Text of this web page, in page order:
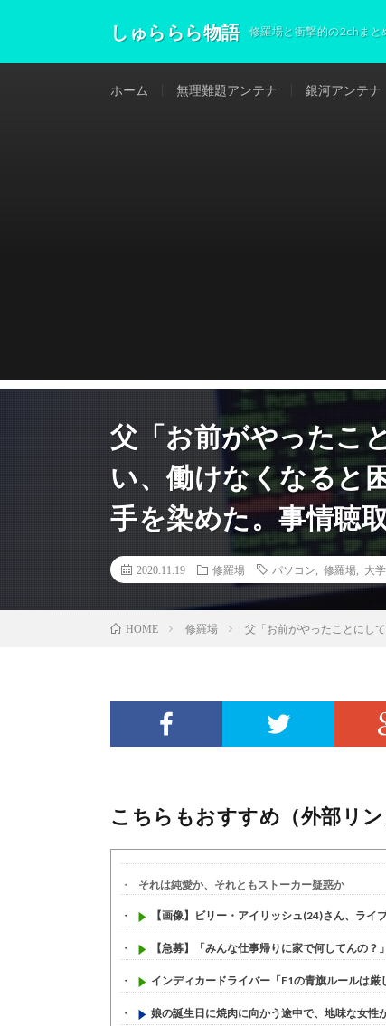
しゅららら物語 修羅場と衝撃的の2chまと
ホーム 無理難題アンテナ 銀河アンテナ
父「お前がやったこ
い、働けなくなると
手を染めた。事情聴
2020.11.19 修羅場 パソコン 修羅場 大学
HOME 修羅場 父「お前がやったことにし
こちらもおすすめ（外部リン
それは純愛か、それともストーカー疑惑か
【画像】ビリー・アイリッシュ(24)さん、ライ
【急募】「みんな仕事帰りに家で何してんの？
インディカードライバー「F1の青旗ルールは厳
娘の誕生日に焼肉に向かう途中で、地味な女性